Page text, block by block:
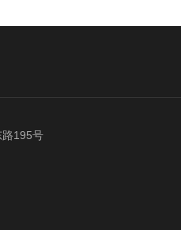
195号